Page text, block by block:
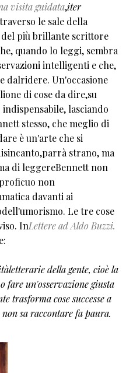
visita guidata,iter
le sale della
più brillante scrittore
quando lo leggi, sembra
intelligenti e che,
dalridere. Un'occasione
di cose da dire,su
lasciando
stesso, che meglio di
è un'arte che si
strano, ma
di leggereBennett non
non
davanti ai
Le tre cose
InLettere ad Aldo Buzzi.
della gente, cioè la
fare un'osservazione giusta
trasforma cose successe a
sa raccontare fa paura.